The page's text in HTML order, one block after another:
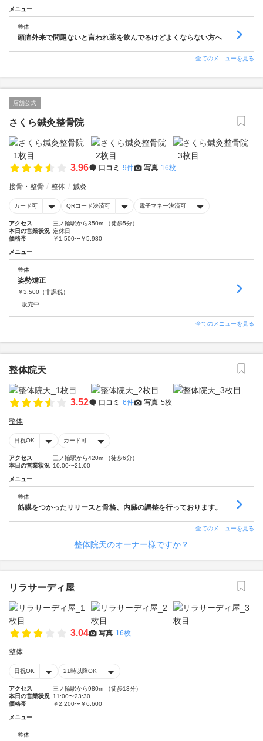
メニュー
整体
頭痛外来で問題ないと言われ薬を飲んでるけどよくならない方へ
全てのメニューを見る
店舗公式
さくら鍼灸整骨院
3.96 口コミ 9件 写真 16枚
接骨・整骨 整体 鍼灸
カード可 QRコード決済可 電子マネー決済可
アクセス
三ノ輪駅から350m （徒歩5分）
本日の営業状況 定休日
価格帯
￥1,500〜￥5,980
メニュー
整体
姿勢矯正
￥3,500 （非課税）
販売中
全てのメニューを見る
整体院天
3.52 口コミ 6件 写真 5枚
整体
日祝OK カード可
アクセス
三ノ輪駅から420m （徒歩6分）
本日の営業状況 10:00〜21:00
メニュー
整体
筋膜をつかったリリースと骨格、内臓の調整を行っております。
全てのメニューを見る
整体院天のオーナー様ですか？
リラサーディ屋
3.04 写真 16枚
整体
日祝OK 21時以降OK
アクセス
三ノ輪駅から980m （徒歩13分）
本日の営業状況 11:00〜23:30
価格帯
￥2,200〜￥6,600
メニュー
整体